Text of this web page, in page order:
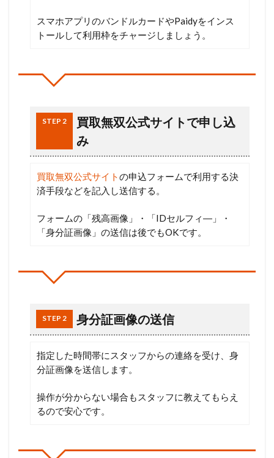
スマホアプリのバンドルカードやPaidyをインス
トールして利用枠をチャージしましょう。
STEP 2
買取無双公式サイトで申し込
み
買取無双公式サイトの申込フォームで利用する決
済手段などを記入し送信する。
フォームの「残高画像」・「IDセルフィ―」・
「身分証画像」の送信は後でもOKです。
STEP 2 身分証画像の送信
指定した時間帯にスタッフからの連絡を受け、身
分証画像を送信します。
操作が分からない場合もスタッフに教えてもらえ
るので安心です。